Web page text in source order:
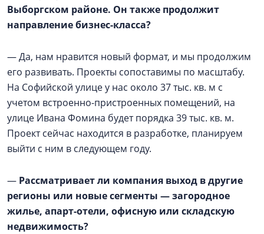
Выборгском районе. Он также продолжит
направление бизнес-класса?
— Да, нам нравится новый формат, и мы продолжим
его развивать. Проекты сопоставимы по масштабу.
На Софийской улице у нас около 37 тыс. кв. м с
учетом встроенно-пристроенных помещений, на
улице Ивана Фомина будет порядка 39 тыс. кв. м.
Проект сейчас находится в разработке, планируем
выйти с ним в следующем году.
— Рассматривает ли компания выход в другие
регионы или новые сегменты — загородное
жилье, апарт-отели, офисную или складскую
недвижимость?